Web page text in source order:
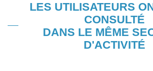
LES UTILISATEURS
CONSULTÉ
DANS LE MÊME
D'ACTIVITÉ